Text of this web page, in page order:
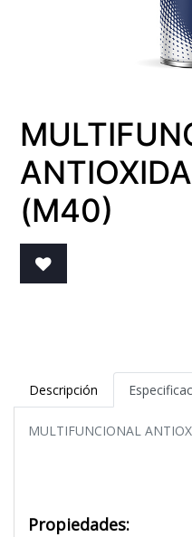
(M40)
Descripción
MULTIFUNCIONAL
Propiedades: